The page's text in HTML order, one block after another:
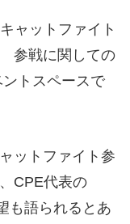
ャットファイト
参戦に関しての
トスペースで
ットファイト参
CPE代表の
も語られるとあ